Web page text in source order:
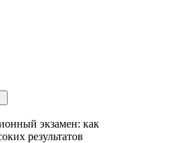
экзамен: как
результатов